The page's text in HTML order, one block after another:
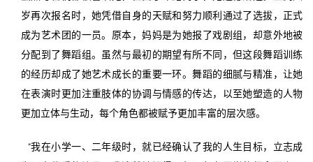
岁再次报名时，她凭借自身的天赋和努力顺利通过了选拔，正式
成为艺术团的一员。原本，妈妈是为她报了戏剧组，却意外地被
分配到了舞蹈组。虽然与最初的期望有所不同，但这段舞蹈训练
的经历却成了她艺术成长的重要一环。舞蹈的细腻与精准，让她
在表演时更加注重肢体的协调与情感的传达，以至她塑造的人物
更加立体与生动，每个角色都被赋予更加丰富的层次感。
“我在小学一、二年级时，就已经确认了我的人生目标，立志成